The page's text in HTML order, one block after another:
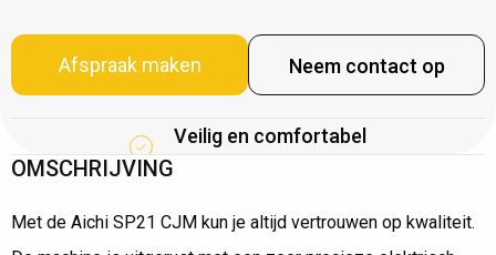
Afspraak maken Neem contact op
Veilig en comfortabel
OMSCHRIJVING
Met de Aichi SP21 CJM kun je altijd vertrouwen op kwaliteit.